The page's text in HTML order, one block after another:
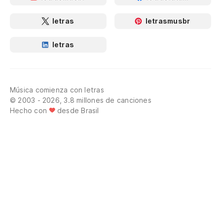
letras letrasmusbr
letras
Música comienza con letras
© 2003 - 2026, 3.8 millones de canciones
Hecho con
desde Brasil